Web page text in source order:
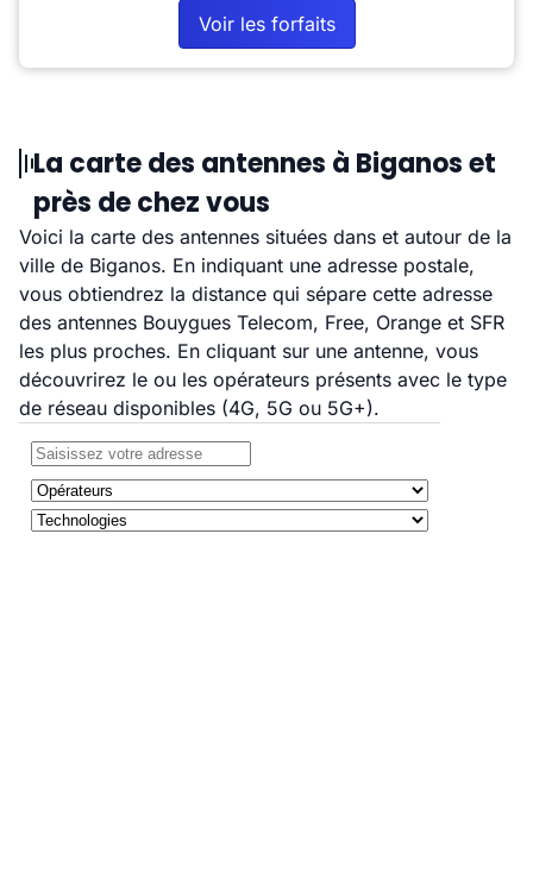
Voir les forfaits
La carte des antennes à Biganos et
près de chez vous
Voici la carte des antennes situées dans et autour de la
ville de Biganos. En indiquant une adresse postale,
vous obtiendrez la distance qui sépare cette adresse
des antennes Bouygues Telecom, Free, Orange et SFR
les plus proches. En cliquant sur une antenne, vous
découvrirez le ou les opérateurs présents avec le type
de réseau disponibles (4G, 5G ou 5G+).